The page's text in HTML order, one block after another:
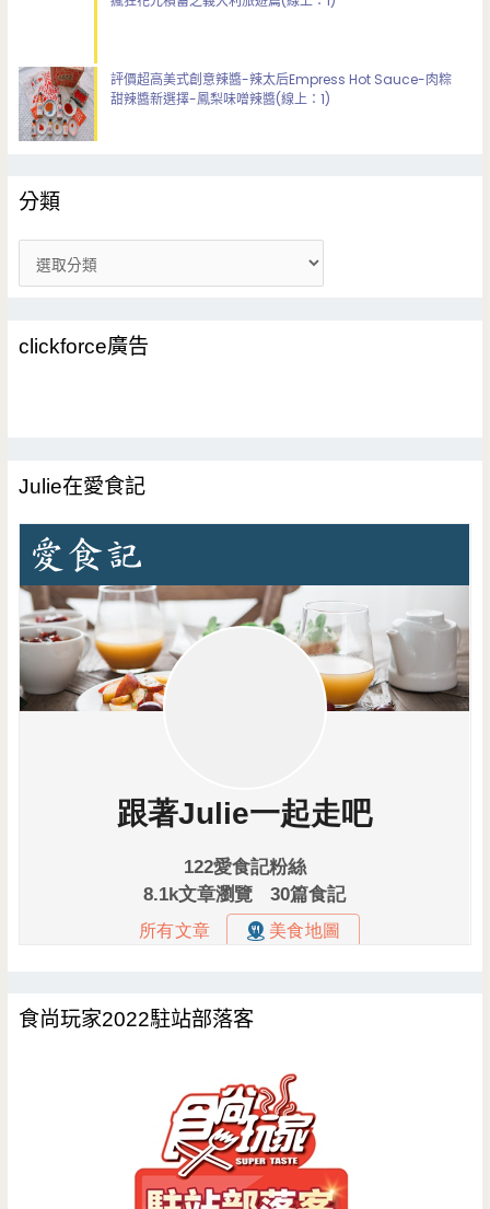
評價超高美式創意辣醬-辣太后Empress Hot Sauce-肉粽
甜辣醬新選擇-鳳梨味噌辣醬(線上：1)
分類
類
clickforce廣告
Julie在愛食記
食尚玩家2022駐站部落客